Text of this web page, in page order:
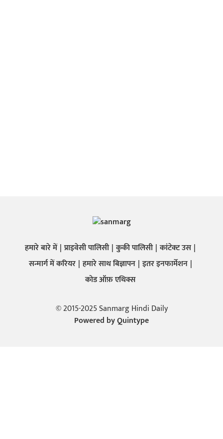
हमारे बारे में प्राइवेसी पालिसी कुकी पालिसी कांटेक्ट उस
सन्मार्ग में करियर हमारे साथ बिज्ञापन इतर इनफार्मेशन
कोड ऑफ़ एथिक्स
© 2015-2025 Sanmarg Hindi Daily
Powered byQuintype